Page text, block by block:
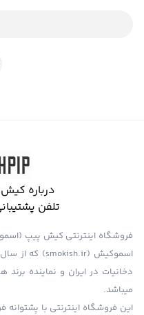
درباره
تلفن
فروشگاه اینترنتی کیش پیپ
دخانیات در ایران و نماینده
میباشد.
این فروشگاه اینترنتی با